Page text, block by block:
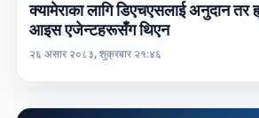
क्यामेराका लागि डिएचएसलाई अनुदान तर
आइस एजेन्टहरूसँग थिएन
२६ असार २०८३, शुक्रबार २१:४६